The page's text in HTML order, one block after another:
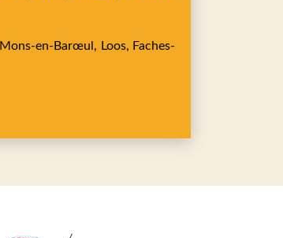
Mons-en-Barœul, Loos, Faches-